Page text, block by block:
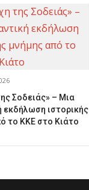
Σοδειάς» – Μια
εκδήλωση ιστορικής
το ΚΚΕ στο Κιάτο